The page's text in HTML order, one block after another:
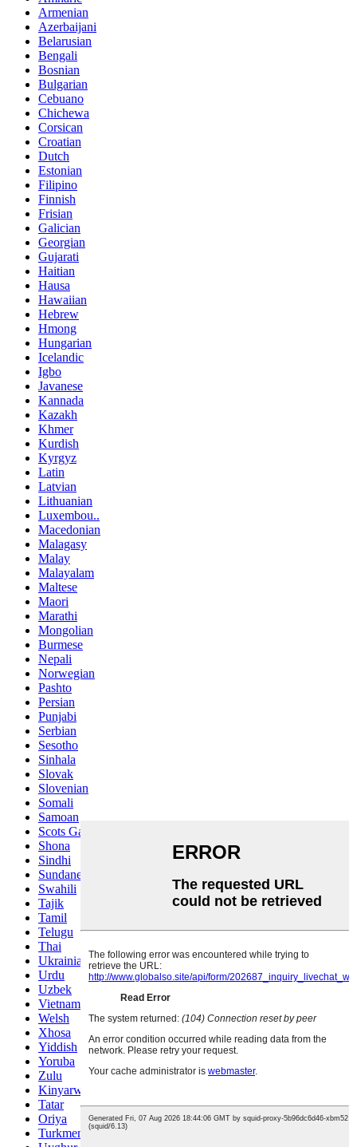
Armenian
Azerbaijani
Belarusian
Bengali
Bosnian
Bulgarian
Cebuano
Chichewa
Corsican
Croatian
Dutch
Estonian
Filipino
Finnish
Frisian
Galician
Georgian
Gujarati
Haitian
Hausa
Hawaiian
Hebrew
Hmong
Hungarian
Icelandic
Igbo
Javanese
Kannada
Kazakh
Khmer
Kurdish
Kyrgyz
Latin
Latvian
Lithuanian
Luxembou..
Macedonian
Malagasy
Malay
Malayalam
Maltese
Maori
Marathi
Mongolian
Burmese
Nepali
Norwegian
Pashto
Persian
Punjabi
Serbian
Sesotho
Sinhala
Slovak
Slovenian
Somali
Samoan
Scots Gaelic
Shona
Sindhi
Sundanese
Swahili
Tajik
Tamil
Telugu
Thai
Ukrainian
Urdu
Uzbek
Vietnamese
Welsh
Xhosa
Yiddish
Yoruba
Zulu
Kinyarwanda
Tatar
Oriya
Turkmen